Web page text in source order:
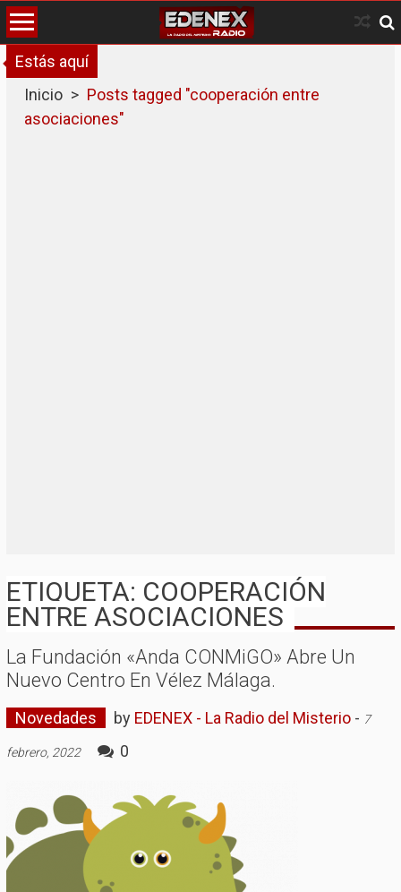
Skip
to
content
Estás aquí
Inicio > Posts tagged "cooperación entre
asociaciones"
ETIQUETA: COOPERACIÓN
ENTRE ASOCIACIONES
La Fundación «Anda CONMiGO» Abre Un
Nuevo Centro En Vélez Málaga.
Novedades by EDENEX - La Radio del Misterio- 7
febrero, 2022 0